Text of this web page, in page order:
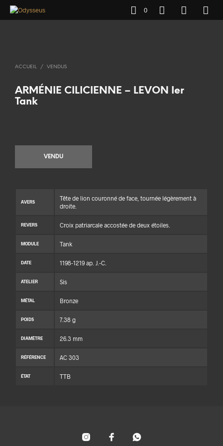
0
ACCUEIL / VENDUS
ARMÉNIE CILICIENNE – LEVON Ier
Tank
VENDU
AVERS
Tête de lion couronné de face, tournée légèrement à
droite.
REVERS Croix patriarcale accostée de deux étoiles.
MODULE Tank
DATE 1198-1219 ap. J.-C.
ATELIER Sis
MÉTAL Bronze
POIDS 7.38 g
DIAMÈTRE 26.3 mm
RÉFÉRENCE AC 303
ÉTAT TTB